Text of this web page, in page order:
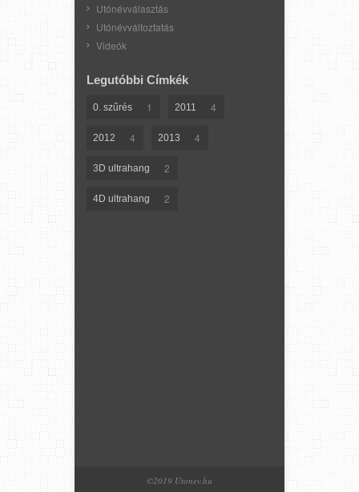
Utónévválasztás
Utónévváltoztatás
Videók
Legutóbbi Címkék
0. szűrés 1 2011 4
2012 4 2013 4
3D ultrahang 2
4D ultrahang 2
©2019 Utonev.hu